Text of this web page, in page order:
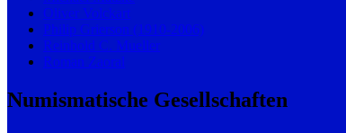
Oliver Volckart
Philip Grierson (1910-2006)
Reinhold C. Mueller
Roman Zaoral
Numismatische Gesellschaften